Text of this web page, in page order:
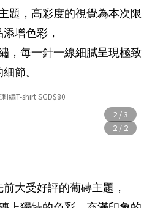
題，高彩度的視覺為本次限
增色彩，
，每一針一線細膩呈現極致
細節。
繡T-shirt SGD$80
大受好評的葡磚主題，